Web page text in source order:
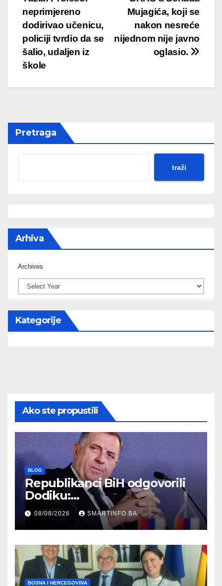
Mujagića, koji se
nakon nesreće
nijednom nije javno
oglasio.
neprimjereno
dodirivao učenicu,
policiji tvrdio da se
šalio, udaljen iz
škole
Pretraga
traži
Arhiva
Archives
Kategorije
Ako ste propustili
BLOG
Republikanci BiH odgovorili
Dodiku:
Bosanskohercegovačka
kultura postoji i pripada svim
građanima
08/08/2026 SMARTINFO.BA
BOSNA I HERCEGOVINA